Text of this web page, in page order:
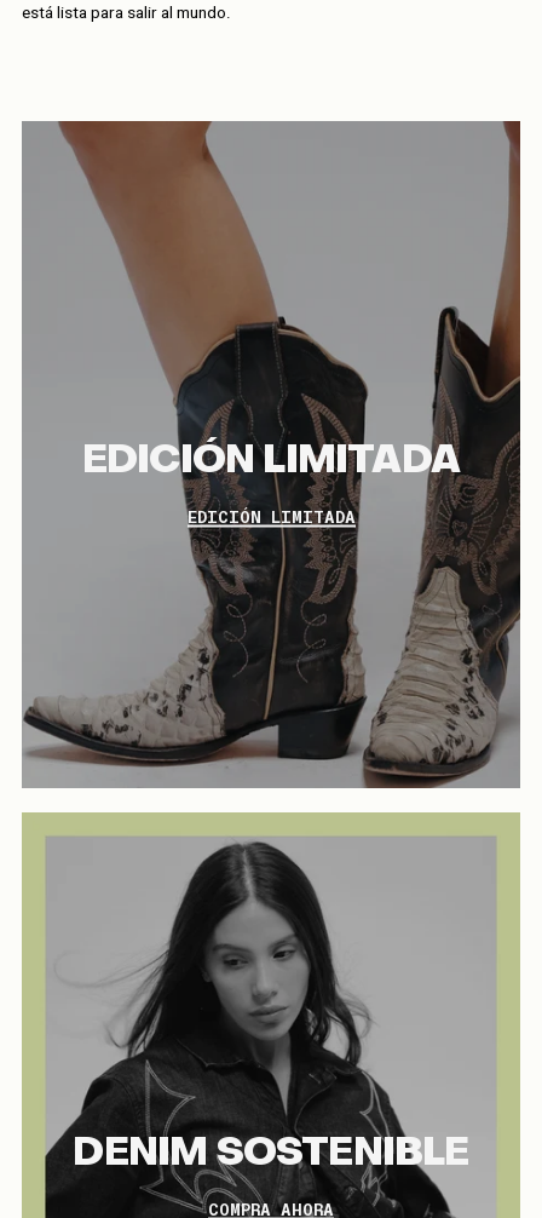
está lista para salir al mundo.
EDICIÓN LIMITADA
EDICIÓN LIMITADA
DENIM SOSTENIBLE
COMPRA AHORA